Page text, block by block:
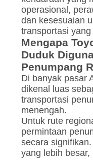
operasional,
dan kesesuaian
transportasi
Mengapa
Duduk
Penumpang
Di banyak pasar
dikenal luas
transportasi
menengah.
Untuk rute
permintaan
secara
yang lebih